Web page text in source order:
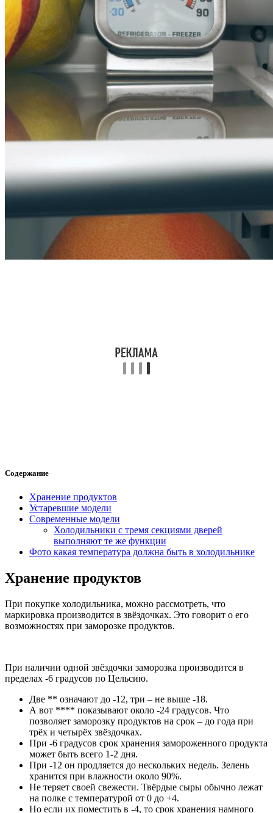
Содержание
Хранение продуктов
Устаревшие модели
Современные модели
Холодильники с тремя секциями дверей
выполняют те же функции
Фото какая температура должна быть в холодильнике
Хранение продуктов
При покупке холодильника, можно рассмотреть, что
маркировка производится в звёздочках. Это говорит о его
возможностях при заморозке продуктов.
При наличии одной звёздочки заморозка производится в
пределах -6 градусов по Цельсию.
Две ** означают до -12, три – не выше -18.
А вот **** показывают около -24 градусов. Что
позволяет заморозку продуктов на срок – до года при
трёх и четырёх звёздочках.
При -6 градусов срок хранения замороженного продукта
может быть всего 1-2 дня.
При -12 он продляется до нескольких недель. Зелень
хранится при влажности около 90%.
Не теряет своей свежести. Твёрдые сыры обычно лежат
на полке с температурой от 0 до +4.
Но если их поместить в -4, то срок хранения намного